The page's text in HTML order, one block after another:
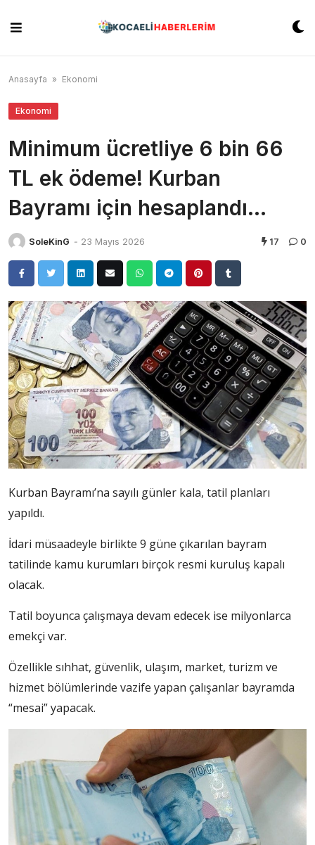
content
Anasayfa » Ekonomi
Ekonomi
Minimum ücretliye 6 bin 66
TL ek ödeme! Kurban
Bayramı için hesaplandı…
SoleKinG - 23 Mayıs 2026 17 0
Kurban Bayramı’na sayılı günler kala, tatil planları
yapıldı.
İdari müsaadeyle birlikte 9 güne çıkarılan bayram
tatilinde kamu kurumları birçok resmi kuruluş kapalı
olacak.
Tatil boyunca çalışmaya devam edecek ise milyonlarca
emekçi var.
Özellikle sıhhat, güvenlik, ulaşım, market, turizm ve
hizmet bölümlerinde vazife yapan çalışanlar bayramda
“mesai” yapacak.